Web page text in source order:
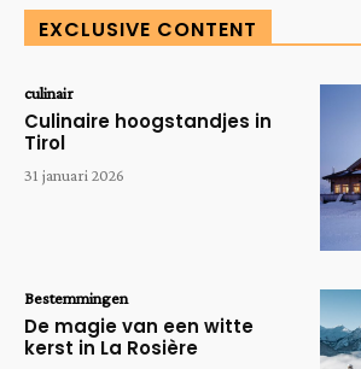
EXCLUSIVE CONTENT
culinair
Culinaire hoogstandjes in
Tirol
31 januari 2026
Bestemmingen
De magie van een witte
kerst in La Rosière